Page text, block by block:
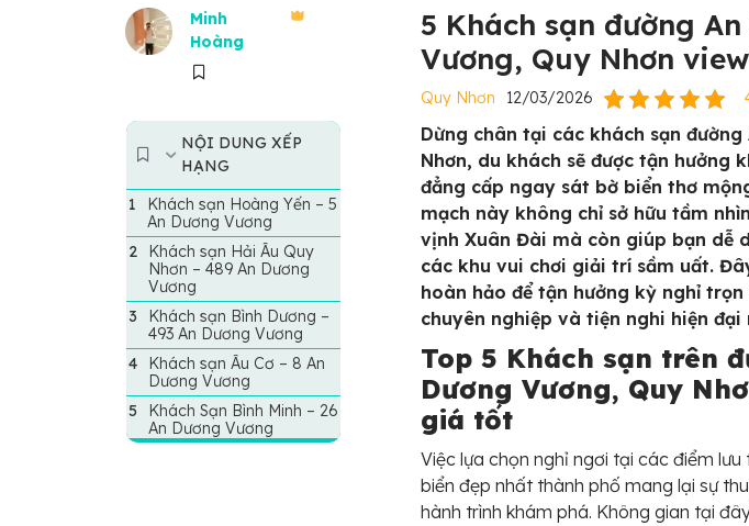
Minh
Hoàng
5 Khách sạn đường An
Vương, Quy Nhơn
Quy Nhơn 12/03/2026
NỘI DUNG XẾP
HẠNG
Khách sạn Hoàng Yến – 5
An Dương Vương
Khách sạn Hải Âu Quy
Nhơn – 489 An Dương
Vương
Khách sạn Bình Dương –
493 An Dương Vương
Khách sạn Âu Cơ – 8 An
Dương Vương
Khách Sạn Bình Minh – 26
An Dương Vương
Dừng chân tại các khách sạn đường
Nhơn, du khách sẽ được tận hưởng
đẳng cấp ngay sát bờ biển thơ
mạch này không chỉ sở hữu tầm
vịnh Xuân Đài mà còn giúp bạn dễ
các khu vui chơi giải trí sầm uất.
hoàn hảo để tận hưởng kỳ nghỉ
chuyên nghiệp và tiện nghi hiện đại
Top 5 Khách sạn trên
Dương Vương, Quy
giá tốt
Việc lựa chọn nghỉ ngơi tại các điểm
biển đẹp nhất thành phố mang lại sự
hành trình khám phá. Không gian tại